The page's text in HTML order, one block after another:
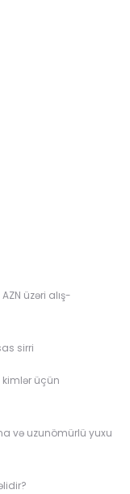
üzəri alış-
sirri
kimlər üçün
və uzunömürlü yuxu